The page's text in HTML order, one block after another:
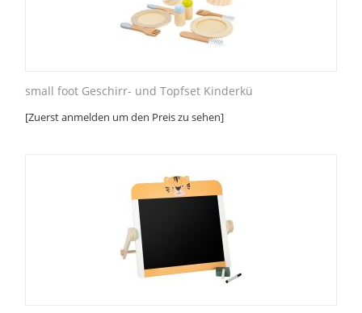
small foot Geschirr- und Topfset Kinderkü
[Zuerst anmelden um den Preis zu sehen]